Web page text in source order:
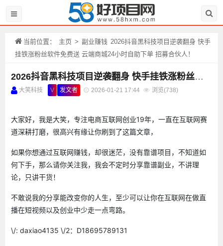
当前位置： 主页 > 副业赚钱 2026抖音黑科技项目逆袭翻身 快手
挂铁涨粉丝软件免费送 云端商城24小时自助下单 招募合伙人！
2026抖音黑科技项目逆袭翻身 快手挂铁涨粉丝软件免费送 云端商城24小时自助下单 招募合伙人！
大笑科技 V 发文者 2026-01-21 17:44 浏览(738)
大家好，我是大笑，专注电商互联网创业19年，一直在互联网赛
道深耕打磨，很高兴有缘让你刷到了这篇文章，
如果你想通过互联网赚钱，却很迷茫，没有靠谱项目，不知道如
何下手，那么请你关注我，我会不定时分享靠谱副业，不讲理
论，只讲干货！
不敢说我的分享能改变你的人生，至少可以让你在互联网在做直
播在短视频以及创业中少走一点弯路。
\/: daxiao4135 \/2：D18695789131